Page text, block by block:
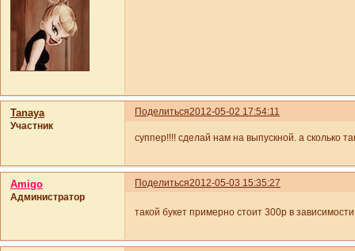
Поделиться2012-05-02 17:54:11
Tanaya
Участник
суппер!!!! сделай нам на выпускной. а сколько
Поделиться2012-05-03 15:35:27
Amigo
Администратор
такой букет примерно стоит 300р в